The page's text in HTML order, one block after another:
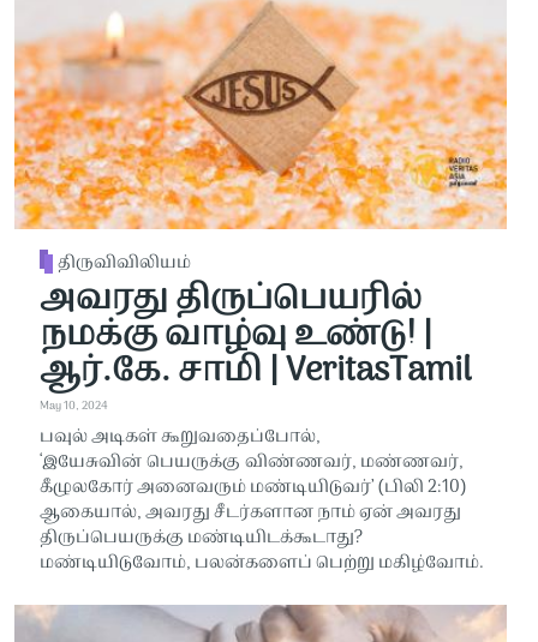
திருவிவிலியம்
அவரது திருப்பெயரில்
நமக்கு வாழ்வு உண்டு! |
ஆர்.கே. சாமி | VeritasTamil
May 10, 2024
பவுல் அடிகள் கூறுவதைப்போல்,
‘இயேசுவின் பெயருக்கு விண்ணவர், மண்ணவர்,
கீழுலகோர் அனைவரும் மண்டியிடுவர்’ (பிலி 2:10)
ஆகையால், அவரது சீடர்களான நாம் ஏன் அவரது
திருப்பெயருக்கு மண்டியிடக்கூடாது?
மண்டியிடுவோம், பலன்களைப் பெற்று மகிழ்வோம்.